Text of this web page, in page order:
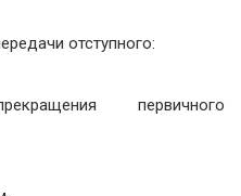
отступного:
первичного